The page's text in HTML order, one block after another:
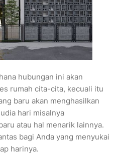
hubungan ini akan
rumah cita-cita, kecuali itu
baru akan menghasilkan
hari misalnya
atau hal menarik lainnya.
bagi Anda yang menyukai
harinya.